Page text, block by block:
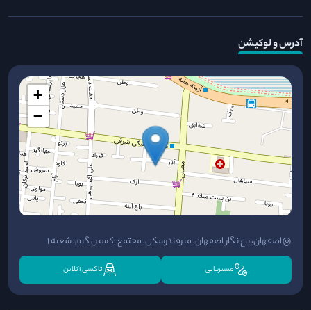
آدرس و لوکیشن
+
−
اصفهان، باغ نگار اصفهان، میرفندرسکی، مجتمع اکسین گیم، شعبه ۱
مسیریابی تاکسی آنلاین